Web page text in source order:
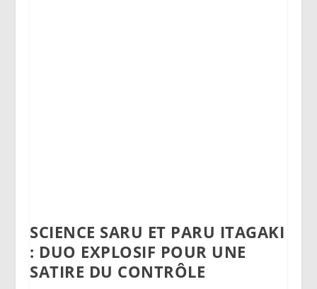
SCIENCE SARU ET PARU ITAGAKI
: DUO EXPLOSIF POUR UNE
SATIRE DU CONTRÔLE